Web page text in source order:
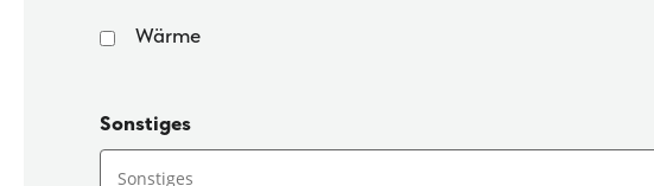
Wärme
Sonstiges